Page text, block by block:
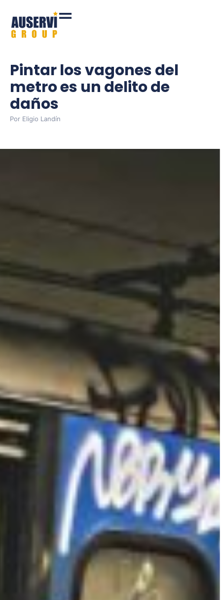
Pintar los vagones del
metro es un delito de
daños
Por Eligio Landín